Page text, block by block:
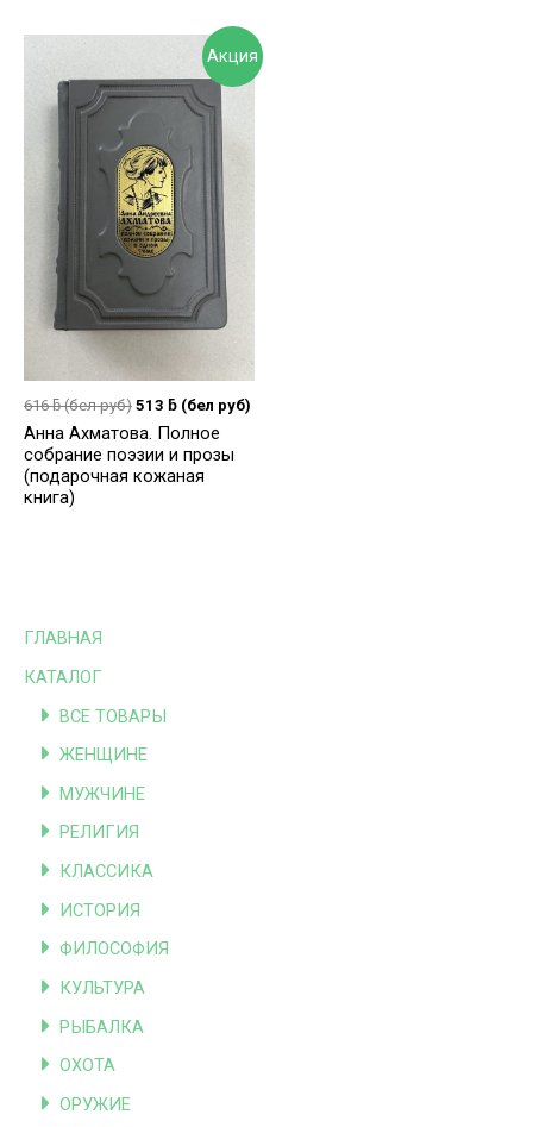
ГЛАВНАЯ
КАТАЛОГ
ВСЕ ТОВАРЫ
ЖЕНЩИНЕ
МУЖЧИНЕ
РЕЛИГИЯ
КЛАССИКА
ИСТОРИЯ
ФИЛОСОФИЯ
КУЛЬТУРА
РЫБАЛКА
ОХОТА
ОРУЖИЕ
Акция
616ƃ(бел руб) 513 ƃ (бел руб)
Анна Ахматова. Полное
собрание поэзии и прозы
(подарочная кожаная
книга)